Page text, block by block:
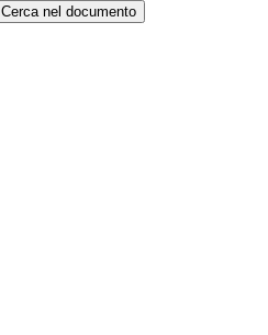
Cerca nel documento